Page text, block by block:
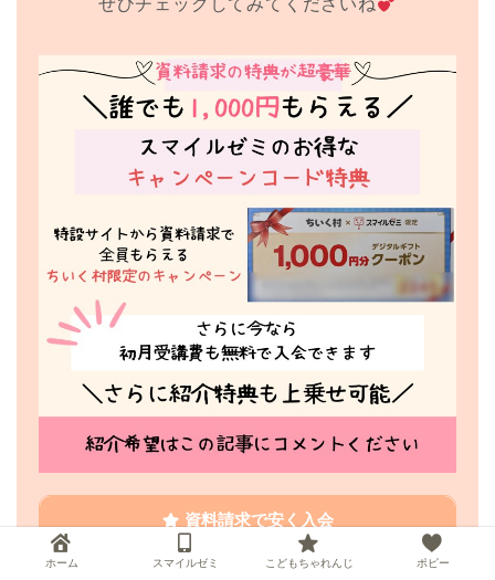
ぜひチェックしてみてくださいね
資料請求で安く入会
ホーム スマイルゼミ こどもちゃれんじ ポピー